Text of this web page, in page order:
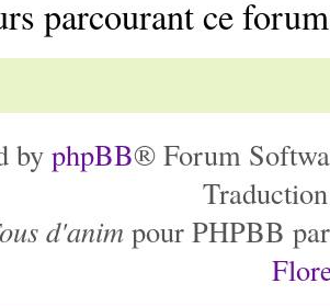
parcourant ce
by phpBB® Forum
d'anim pour PHPBB